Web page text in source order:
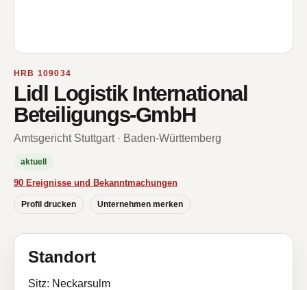
HRB 109034
Lidl Logistik International
Beteiligungs-GmbH
Amtsgericht Stuttgart · Baden-Württemberg
aktuell
90 Ereignisse und Bekanntmachungen
Profil drucken Unternehmen merken
Standort
Sitz: Neckarsulm